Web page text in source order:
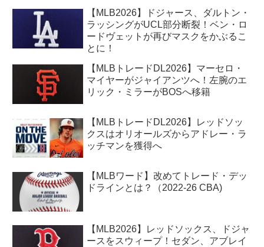
【MLB2026】ドジャース、ダルトン・
ラッシングがUCL部分断裂！ベン・ロ
ードヴェットが再びマスクをかぶるこ
とに！
【MLBトレードDL2026】マーセロ・
マイヤーがジャイアンツへ！左腕のエ
リック・ミラーがBOSへ移籍
【MLBトレードDL2026】レッドソッ
クスはオリオールズからアドレー・ラ
ッチマンを獲得へ
【MLBワード】改めてトレード・デッ
ドラインとは？（2022-26 CBA)
【MLB2026】レッドソックス、ドジャ
ースをスウィープ！セダン、アブレイ